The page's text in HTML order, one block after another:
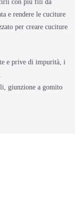
e rendere le cuciture
per creare cuciture
e prive di impurità, i
giunzione a gomito